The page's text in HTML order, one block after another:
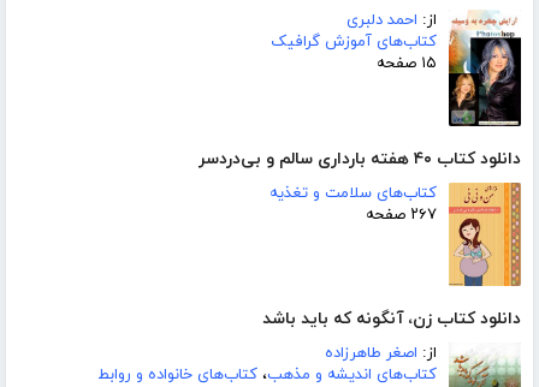
از: احمد دلبری
کتاب‌های آموزش گرافیک
۱۵ صفحه
دانلود کتاب ۴۰ هفته بارداری سالم و بی‌دردسر
کتاب‌های سلامت و تغذیه
۲۶۷ صفحه
دانلود کتاب زن، آنگونه که باید باشد
از: اصغر طاهرزاده
کتاب‌های اندیشه و مذهب، کتاب‌های خانواده و روابط